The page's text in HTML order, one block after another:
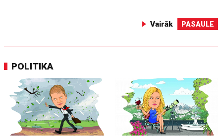
Vairāk PASAULE
POLITIKA